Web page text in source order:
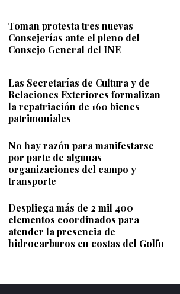
Toman protesta tres nuevas
Consejerías ante el pleno del
Consejo General del INE
Las Secretarías de Cultura y de
Relaciones Exteriores formalizan
la repatriación de 160 bienes
patrimoniales
No hay razón para manifestarse
por parte de algunas
organizaciones del campo y
transporte
Despliega más de 2 mil 400
elementos coordinados para
atender la presencia de
hidrocarburos en costas del Golfo